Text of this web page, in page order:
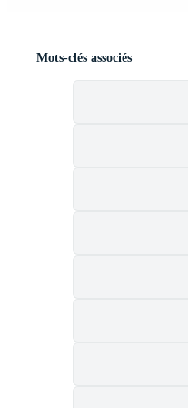
Mots-clés associés